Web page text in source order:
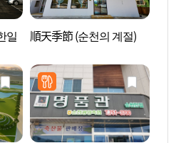
일
順天季節 (순천의 계절)